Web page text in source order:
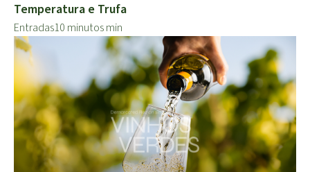
Temperatura e Trufa
Entradas10 minutos min